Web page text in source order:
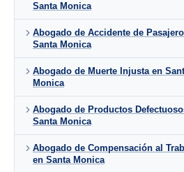
Santa Monica
Abogado de Accidente de
Santa Monica
Abogado de Muerte Injusta en
Monica
Abogado de Productos
Santa Monica
Abogado de Compensación al
en Santa Monica